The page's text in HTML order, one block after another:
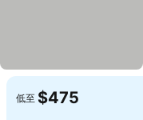
低至 $475